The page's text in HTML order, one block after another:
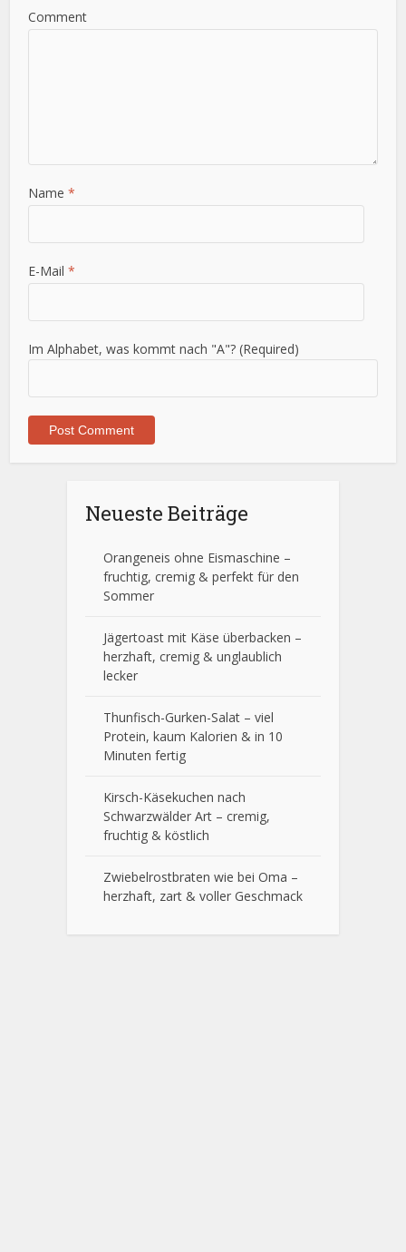
Comment
Name*
E-Mail*
Im Alphabet, was kommt nach "A"? (Required)
Neueste Beiträge
Orangeneis ohne Eismaschine –
fruchtig, cremig & perfekt für den
Sommer
Jägertoast mit Käse überbacken –
herzhaft, cremig & unglaublich
lecker
Thunfisch-Gurken-Salat – viel
Protein, kaum Kalorien & in 10
Minuten fertig
Kirsch-Käsekuchen nach
Schwarzwälder Art – cremig,
fruchtig & köstlich
Zwiebelrostbraten wie bei Oma –
herzhaft, zart & voller Geschmack